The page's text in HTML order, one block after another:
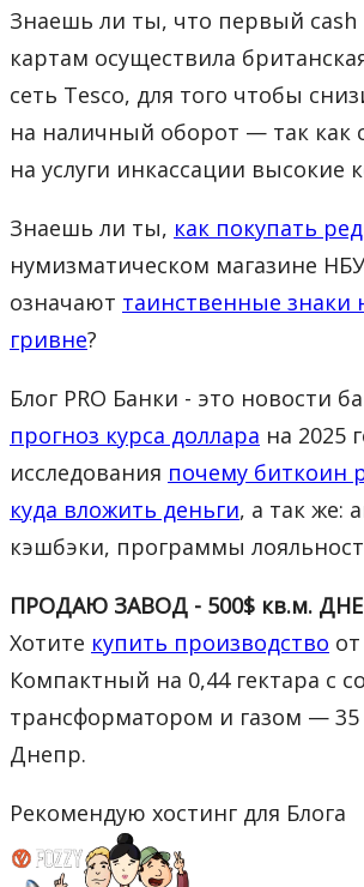
Знаешь ли ты, что первый cash
картам осуществила
сеть Tesco, для того чтобы
на наличный оборот — так как
на услуги инкассации высокие
Знаешь ли ты, как покупать
нумизматическом магазине
означают таинственные знаки
гривне?
Блог PRO Банки - это новости
прогноз курса доллара на 2025
исследования почему биткоин
куда вложить деньги, а так же:
кэшбэки, программы
ПРОДАЮ ЗАВОД - 500$ кв.м.
Хотите купить производство
Компактный на 0,44 гектара с
трансформатором и газом — 35
Днепр.
Рекомендую хостинг для Блога